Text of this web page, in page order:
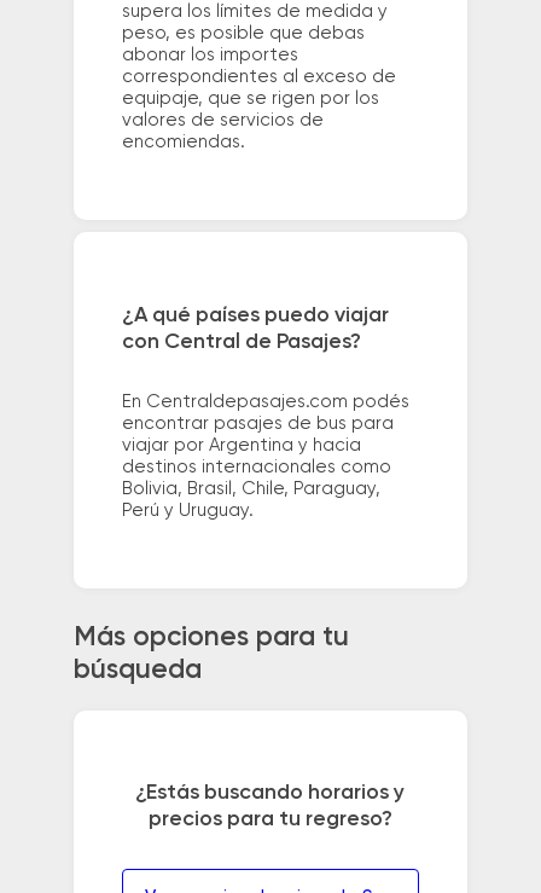
supera los límites de medida y
peso, es posible que debas
abonar los importes
correspondientes al exceso de
equipaje, que se rigen por los
valores de servicios de
encomiendas.
¿A qué países puedo viajar
con Central de Pasajes?
En Centraldepasajes.com podés
encontrar pasajes de bus para
viajar por Argentina y hacia
destinos internacionales como
Bolivia, Brasil, Chile, Paraguay,
Perú y Uruguay.
Más opciones para tu
búsqueda
¿Estás buscando horarios y
precios para tu regreso?